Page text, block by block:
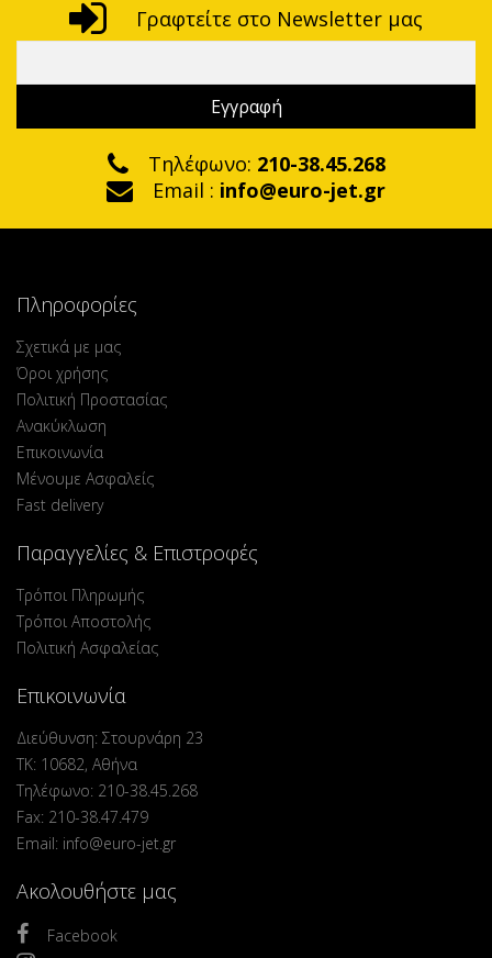
Γραφτείτε στο Newsletter μας
Τηλέφωνο: 210-38.45.268
Email : info@euro-jet.gr
Πληροφορίες
Σχετικά με μας
Όροι χρήσης
Πολιτική Προστασίας
Ανακύκλωση
Επικοινωνία
Μένουμε Ασφαλείς
Fast delivery
Παραγγελίες & Επιστροφές
Τρόποι Πληρωμής
Τρόποι Αποστολής
Πολιτική Ασφαλείας
Επικοινωνία
Διεύθυνση: Στουρνάρη 23
ΤΚ: 10682, Αθήνα
Τηλέφωνο: 210-38.45.268
Fax: 210-38.47.479
Email: info@euro-jet.gr
Ακολουθήστε μας
Facebook